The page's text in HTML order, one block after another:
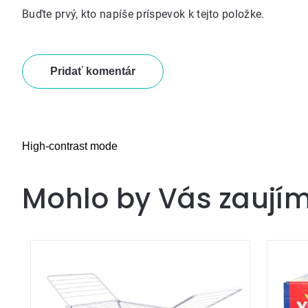
Buďte prvý, kto napíše príspevok k tejto položke.
Pridať komentár
High-contrast mode
Mohlo by Vás